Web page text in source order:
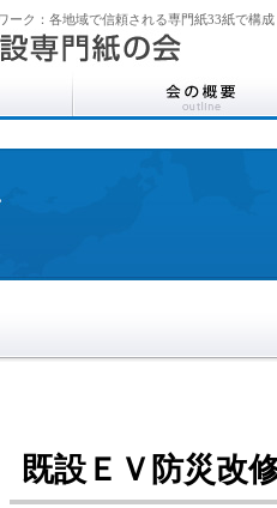
ーク：各地域で信頼される専門紙33紙で構成
既設ＥＶ防災改